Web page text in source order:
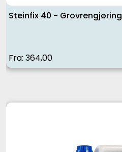
Steinfix 40 - Grovrengjøring
Fra: 364,00